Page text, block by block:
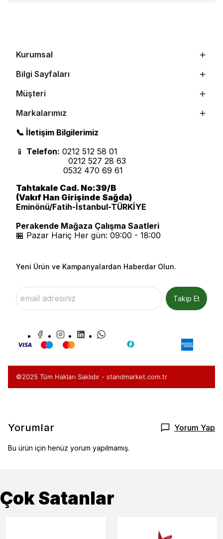
Kurumsal
Bilgi Sayfaları
Müşteri
Markalarımız
📞 İletişim Bilgilerimiz
📱 Telefon: 0212 512 58 01
0212 527 28 63
0532 470 69 61
Tahtakale Cad. No:39/B
(Vakıf Han Girişinde Sağda)
Eminönü/Fatih-İstanbul-TÜRKİYE
Perakende Mağaza Çalışma Saatleri
🏪 Pazar Hariç Her gün: 09:00 - 18:00
Yeni Ürün ve Kampanyalardan Haberdar Olun.
Takip Et
©2025 Tüm Hakları Saklıdır - standmarket.com.tr
Yorumlar Yorum Yap
Bu ürün için henüz yorum yapılmamış.
Çok Satanlar